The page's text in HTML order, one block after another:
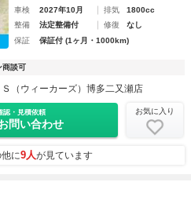
車検
2027年10月 排気
1800cc
整備
法定整備付 修復
なし
保証
保証付 (1ヶ月・1000km)
商談可
（ウィーカーズ）博多二又瀬店
認・見積依頼
問い合わせ
お気に入り
に9人が見ています